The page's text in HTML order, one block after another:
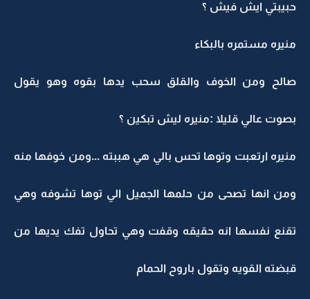
حبيبتي ايش فيش ؟
منيره مستمره بالبكاء
صالح ومن الخوف والقلق سحب يدها بقوه وهو يقول
بصوت عالي قليلا :منيره ليش تبكين ؟
منيره ارتعبت وتوها تحس بالي هي هببته ...ومن خوفها منه
ومن انها تصحى من حلمها الجميل الي توها تشوفه وهي
تقنع نفسها انه حقيقه وقفت وهي تحاول تفك يديها من
قبضته القويه وتقول باروح الحمام